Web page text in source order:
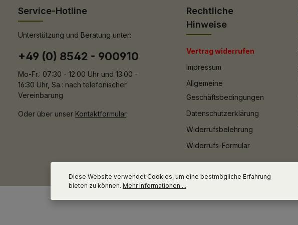
Service-Hotline
Unterstützung und Beratung unter:
+49 (0) 8542 - 900910
Mo-Fr.: 07:30 - 12:00 Uhr und 13:00 -
16:30 Uhr, Sa.: nach telefonischer
Vereinbarung
Oder über unser Kontaktformular.
Rechtliche
Hinweise
Vertrag widerrufen
Impressum
Allgemeine
Geschäftsbedingungen
Datenschutzerklärung
Widerrufsbelehrung
Widerrufs-Formular
Diese Website verwendet Cookies, um eine bestmögliche Erfahrung
bieten zu können. Mehr Informationen ...